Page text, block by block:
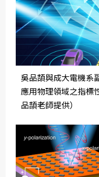
吳品頡與成大電機系
應用物理領域之指標
品頡老師提供）